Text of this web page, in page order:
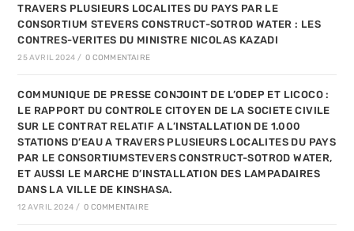
TRAVERS PLUSIEURS LOCALITES DU PAYS PAR LE
CONSORTIUM STEVERS CONSTRUCT-SOTROD WATER : LES
CONTRES-VERITES DU MINISTRE NICOLAS KAZADI
25 AVRIL 2024 / 0 COMMENTAIRE
COMMUNIQUE DE PRESSE CONJOINT DE L’ODEP ET LICOCO :
LE RAPPORT DU CONTROLE CITOYEN DE LA SOCIETE CIVILE
SUR LE CONTRAT RELATIF A L’INSTALLATION DE 1.000
STATIONS D’EAU A TRAVERS PLUSIEURS LOCALITES DU PAYS
PAR LE CONSORTIUMSTEVERS CONSTRUCT-SOTROD WATER,
ET AUSSI LE MARCHE D’INSTALLATION DES LAMPADAIRES
DANS LA VILLE DE KINSHASA.
12 AVRIL 2024 / 0 COMMENTAIRE